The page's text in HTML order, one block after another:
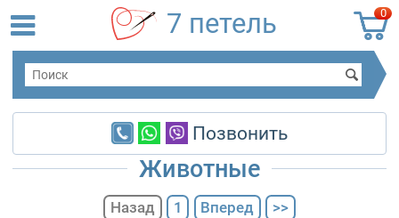
0
7 петель
Позвонить
Животные
Назад 1 Вперед >>